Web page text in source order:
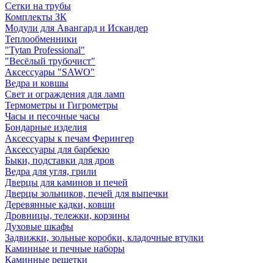
Сетки на трубы
Комплекты ЗК
Модули для Авангард и Искандер
Теплообменники
"Tytan Professional"
"Весёлый трубочист"
Аксессуары "SAWO"
Ведра и ковшы
Свет и ограждения для ламп
Термометры и Гигрометры
Часы и песочные часы
Бондарные изделия
Аксессуары к печам Ферингер
Аксессуары для барбекю
Быки, подставки для дров
Ведра для угля, грили
Дверцы для каминов и печей
Дверцы зольников, печей для выпечки
Деревянные кадки, ковши
Дровницы, тележки, корзины
Духовые шкафы
Задвижки, зольные коробки, кладочные втулки
Каминные и печные наборы
Каминные решетки